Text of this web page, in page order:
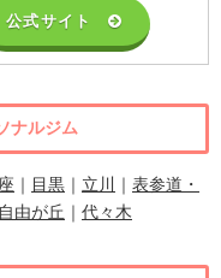
公式サイト
ナルジム
目黒 立川
表参道・
自由が丘 代々木